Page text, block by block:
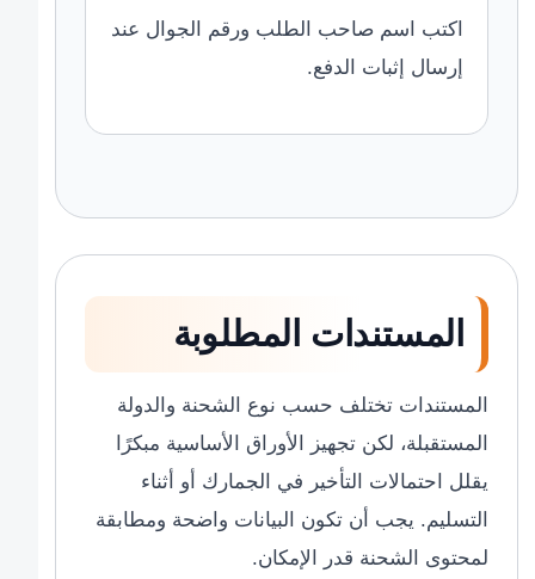
اكتب اسم صاحب الطلب ورقم الجوال عند
إرسال إثبات الدفع.
المستندات المطلوبة
المستندات تختلف حسب نوع الشحنة والدولة
المستقبلة، لكن تجهيز الأوراق الأساسية مبكرًا
يقلل احتمالات التأخير في الجمارك أو أثناء
التسليم. يجب أن تكون البيانات واضحة ومطابقة
لمحتوى الشحنة قدر الإمكان.